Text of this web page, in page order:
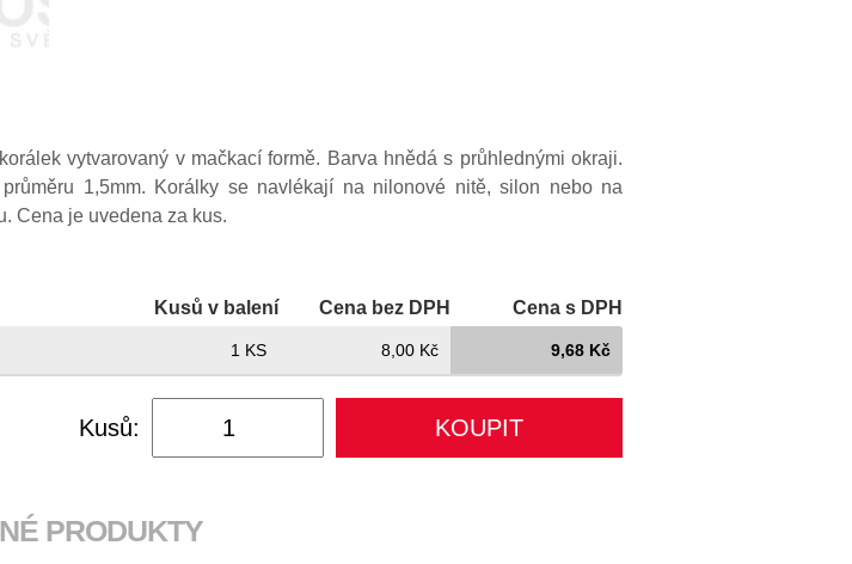
vytvarovaný v mačkací formě. Barva hnědá s průhlednými okraji.
1,5mm. Korálky se navlékají na nilonové nitě, silon nebo na
Cena je uvedena za kus.
Kusů v balení Cena bez DPH Cena s DPH
1 KS 8,00 Kč 9,68 Kč
Kusů:
PRODUKTY